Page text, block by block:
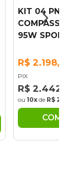
KIT 04
95W
R$
PIX
R$
ou 10x de R$